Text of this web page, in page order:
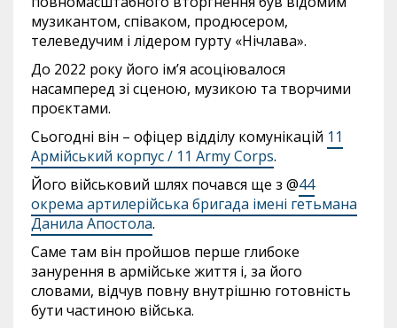
музикантом, співаком, продюсером,
телеведучим і лідером гурту «Нічлава».
До 2022 року його ім’я асоціювалося
насамперед зі сценою, музикою та творчими
проєктами.
Сьогодні він – офіцер відділу комунікацій 11
Армійський корпус / 11 Army Corps.
Його військовий шлях почався ще з @44
окрема артилерійська бригада імені гетьмана
Данила Апостола.
Саме там він пройшов перше глибоке
занурення в армійське життя і, за його
словами, відчув повну внутрішню готовність
бути частиною війська.